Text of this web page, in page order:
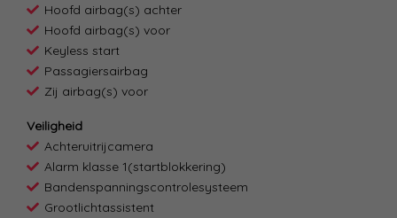
Hoofd airbag(s) achter
Hoofd airbag(s) voor
Keyless start
Passagiersairbag
Zij airbag(s) voor
Veiligheid
Achteruitrijcamera
Alarm klasse 1(startblokkering)
Bandenspanningscontrolesysteem
Grootlichtassistent